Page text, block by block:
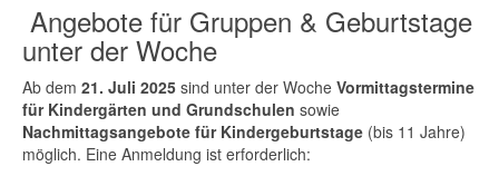
Angebote für Gruppen & Geburtstage
unter der Woche
Ab dem 21. Juli 2025 sind unter der Woche Vormittagstermine
für Kindergärten und Grundschulen sowie
Nachmittagsangebote für Kindergeburtstage (bis 11 Jahre)
möglich. Eine Anmeldung ist erforderlich: